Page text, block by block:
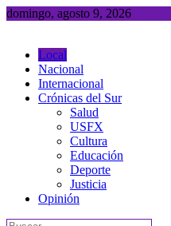
Saltar
domingo, agosto 9, 2026
Local
Nacional
Internacional
Crónicas del Sur
Salud
USFX
Cultura
Educación
Deporte
Justicia
Opinión